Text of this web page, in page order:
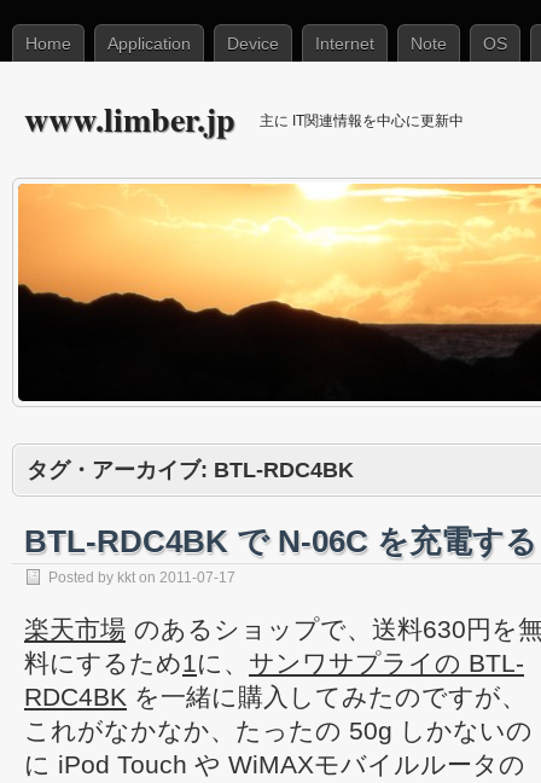
Home Application Device Internet Note OS
www.limber.jp 主に IT関連情報を中心に更新中
タグ・アーカイブ: BTL-RDC4BK
BTL-RDC4BK で N-06C を充電する
Posted by kkt on 2011-07-17
楽天市場 のあるショップで、送料630円を
料にするため1に、 サンワサプライの BTL-
RDC4BK を一緒に購入してみたのですが、
これがなかなか、たったの 50g しかないの
に iPod Touch や WiMAXモバイルルータの